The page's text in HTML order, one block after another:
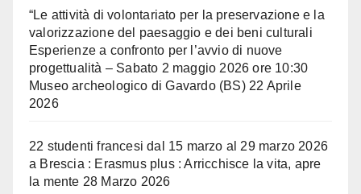
“Le attività di volontariato per la preservazione e la
valorizzazione del paesaggio e dei beni culturali
Esperienze a confronto per l’avvio di nuove
progettualità – Sabato 2 maggio 2026 ore 10:30
Museo archeologico di Gavardo (BS) 22 Aprile
2026
22 studenti francesi dal 15 marzo al 29 marzo 2026
a Brescia : Erasmus plus : Arricchisce la vita, apre
la mente 28 Marzo 2026